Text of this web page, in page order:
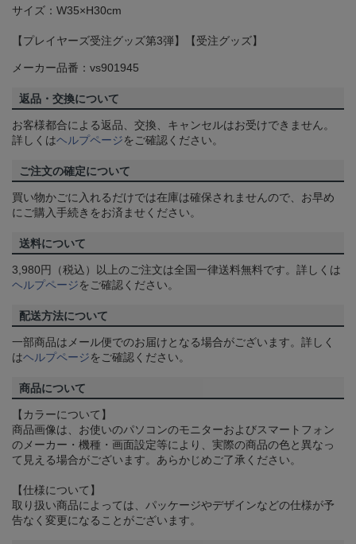
サイズ：W35×H30cm
【プレイヤーズ受注グッズ第3弾】【受注グッズ】
メーカー品番：vs901945
返品・交換について
お客様都合による返品、交換、キャンセルはお受けできません。
詳しくはヘルプページをご確認ください。
ご注文の確定について
買い物かごに入れるだけでは在庫は確保されませんので、お早め
にご購入手続きをお済ませください。
送料について
3,980円（税込）以上のご注文は全国一律送料無料です。詳しくは
ヘルプページをご確認ください。
配送方法について
一部商品はメール便でのお届けとなる場合がございます。詳しく
はヘルプページをご確認ください。
商品について
【カラーについて】
商品画像は、お使いのパソコンのモニターおよびスマートフォン
のメーカー・機種・画面設定等により、実際の商品の色と異なっ
て見える場合がございます。あらかじめご了承ください。
【仕様について】
取り扱い商品によっては、パッケージやデザインなどの仕様が予
告なく変更になることがございます。